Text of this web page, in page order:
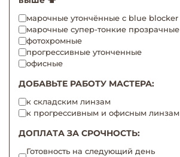
марочные утончённые с blue blocker
марочные супер-тонкие прозрачные
фотохромные
прогрессивные утонченные
офисные
ДОБАВЬТЕ РАБОТУ МАСТЕРА:
к складским линзам
к прогрессивным и офисным линзам
ДОПЛАТА ЗА СРОЧНОСТЬ:
Готовность на следующий день